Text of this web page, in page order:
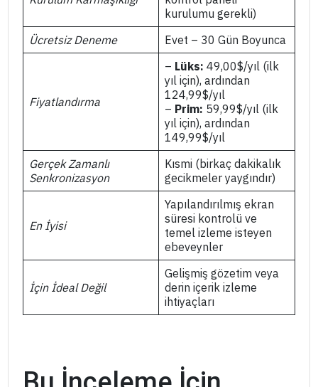
kurulumu gerekli)
Ücretsiz Deneme
Evet – 30 Gün Boyunca
Fiyatlandırma
– Lüks: 49,00$/yıl (ilk
yıl için), ardından
124,99$/yıl
– Prim: 59,99$/yıl (ilk
yıl için), ardından
149,99$/yıl
Gerçek Zamanlı
Senkronizasyon
Kısmi (birkaç dakikalık
gecikmeler yaygındır)
En İyisi
Yapılandırılmış ekran
süresi kontrolü ve
temel izleme isteyen
ebeveynler
İçin İdeal Değil
Gelişmiş gözetim veya
derin içerik izleme
ihtiyaçları